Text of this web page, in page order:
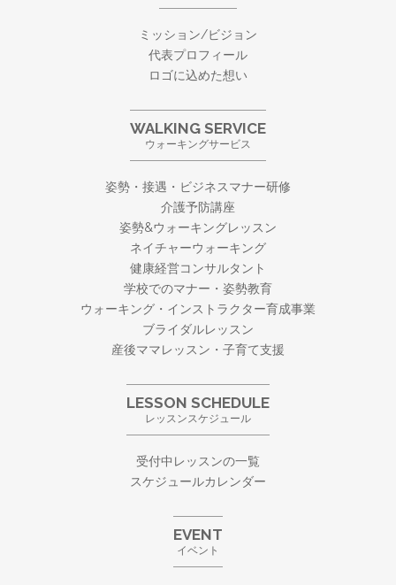
ミッション/ビジョン
代表プロフィール
ロゴに込めた想い
WALKING SERVICE
ウォーキングサービス
姿勢・接遇・ビジネスマナー研修
介護予防講座
姿勢&ウォーキングレッスン
ネイチャーウォーキング
健康経営コンサルタント
学校でのマナー・姿勢教育
ウォーキング・ インストラクター育成事業
ブライダルレッスン
産後ママレッスン・子育て支援
LESSON SCHEDULE
レッスンスケジュール
受付中レッスンの一覧
スケジュールカレンダー
EVENT
イベント